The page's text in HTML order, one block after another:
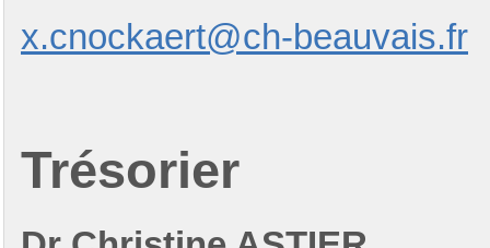
x.cnockaert@ch-beauvais.fr
Trésorier